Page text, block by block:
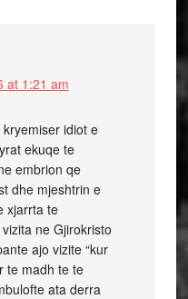
at 1:21 am
idiot e
ekuqe te
embrion qe
dhe mjeshtrin e
xjarrta te
ne Gjirokristo
ajo vizite “kur
te madh te te
ata derra